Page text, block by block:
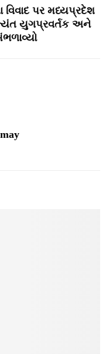
પર મધ્યપ્રદેશ
યુગપ્રવર્તક અને